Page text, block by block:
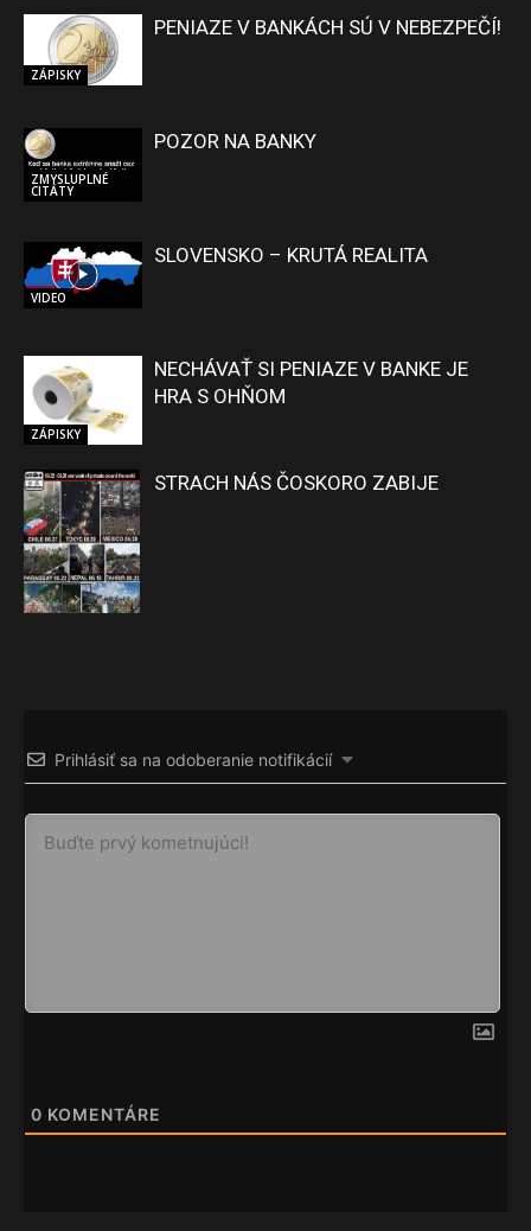
ZÁPISKY
PENIAZE V BANKÁCH SÚ V NEBEZPEČÍ!
ZMYSLUPLNÉ
CITÁTY
POZOR NA BANKY
VIDEO
SLOVENSKO – KRUTÁ REALITA
ZÁPISKY
NECHÁVAŤ SI PENIAZE V BANKE JE
HRA S OHŇOM
STRACH NÁS ČOSKORO ZABIJE
Prihlásiť sa na odoberanie notifikácií
0 KOMENTÁRE